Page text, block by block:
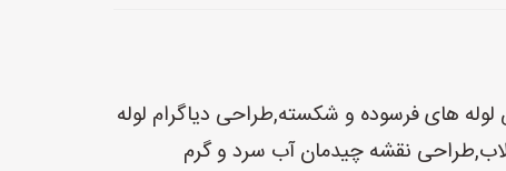
های فرسوده و شکسته,طراحی دیاگرام لوله
نقشه چیدمان آب سرد و گرم